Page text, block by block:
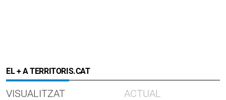
EL + A TERRITORIS.CAT
VISUALITZAT ACTUAL